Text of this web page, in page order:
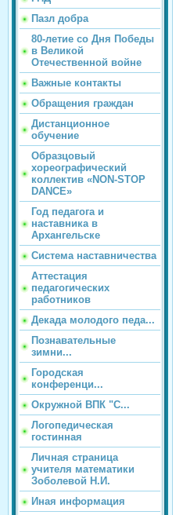
Пазл добра
80-летие со Дня Победы
в Великой
Отечественной войне
Важные контакты
Обращения граждан
Дистанционное
обучение
Образцовый
хореографический
коллектив «NON-STOP
DANCE»
Год педагога и
наставника в
Архангельске
Система наставничества
Аттестация
педагогических
работников
Декада молодого педа...
Познавательные
зимни...
Городская
конференци...
Окружной ВПК "С...
Логопедическая
гостинная
Личная страница
учителя математики
Зоболевой Н.И.
Иная информация